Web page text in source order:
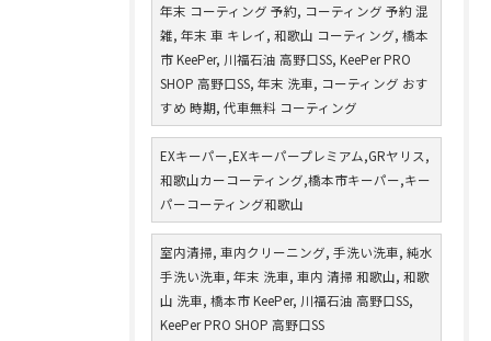
年末 コーティング 予約, コーティング 予約 混
雑, 年末 車 キレイ, 和歌山 コーティング, 橋本
市 KeePer, 川福石油 高野口SS, KeePer PRO
SHOP 高野口SS, 年末 洗車, コーティング おす
すめ 時期, 代車無料 コーティング
EXキーパー,EXキーパープレミアム,GRヤリス,
和歌山カーコーティング,橋本市キーパー,キー
パーコーティング和歌山
室内清掃, 車内クリーニング, 手洗い洗車, 純水
手洗い洗車, 年末 洗車, 車内 清掃 和歌山, 和歌
山 洗車, 橋本市 KeePer, 川福石油 高野口SS,
KeePer PRO SHOP 高野口SS